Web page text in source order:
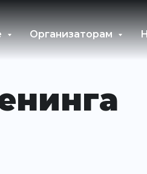
Организаторам